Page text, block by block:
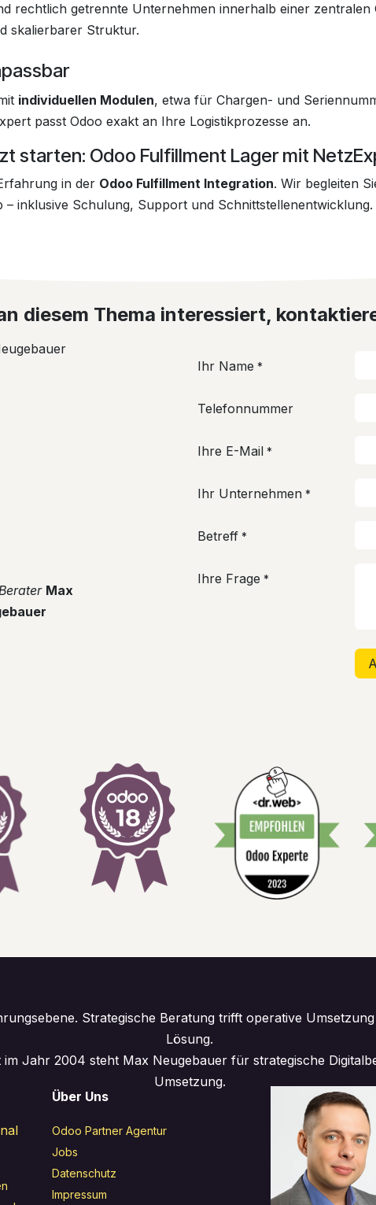
rechtlich getrennte Unternehmen innerhalb einer zentralen
skalierbarer Struktur.
individuellen Modulen, etwa für Chargen- und
passt Odoo exakt an Ihre Logistikprozesse an.
starten: Odoo Fulfillment Lager mit
in der Odoo Fulfillment Integration. Wir begleiten
inklusive Schulung, Support und Schnittstellenentwicklung.
Ihr Name *
Telefonnummer
Ihre E-Mail *
Ihr Unternehmen *
Betreff *
Ihre Frage *
diesem Thema interessiert,
Max
Strategische Beratung trifft operative
Lösung.
Jahr 2004 steht Max Neugebauer für strategische
Umsetzung.
Über Uns
Odoo Partner Agentur
Jobs
Datenschutz
Impressum